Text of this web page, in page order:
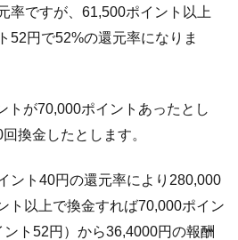
率ですが、61,500ポイント以上
52円で52%の還元率になりま
トが70,000ポイントあったとし
換金したとします。
ント40円の還元率により280,000
ト以上で換金すれば70,000ポイン
ント52円）から36,4000円の報酬